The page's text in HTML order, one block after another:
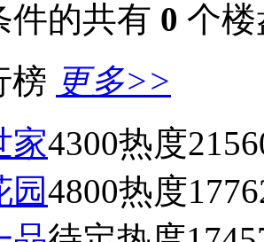
件的共有 0 个楼
榜 更多>>
家4300热度
园4800热度